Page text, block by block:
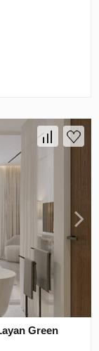
Green